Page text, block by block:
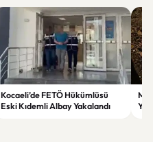
Kocaeli’de FETÖ Hükümlüsü
Eski Kıdemli Albay Yakalandı